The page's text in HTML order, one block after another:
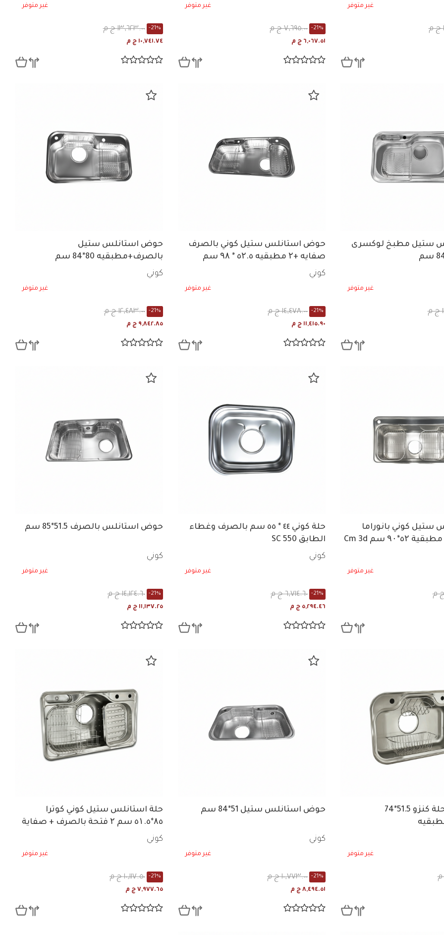
غير متوفر غير متوفر
٧,٦٩٥.٠٠ ج م -21%
٦,٠٦٧.٥١ ج م
غير متوفر
١٣,٦٢٣.٠٠ ج م -21%
١٠,٧٤١.٧٤ ج م
ستيل مطبخ لوكسرى
غير متوفر
حوض استانلس ستيل كوني بالصرف
صفايه +۲ مطبقيه ٥۲.٥ * ۹۸ سم
PDS980
كوني
غير متوفر
١٤,٤٧٨.٠٠ ج م -21%
١١,٤١٥.٩٠ ج م
حوض استانلس ستيل
بالصرف+مطبقيه 80*84 سم
كوني
غير متوفر
١٢,٤٨٣.٠٠ ج م -21%
٩,٨٤٢.٨٥ ج م
ستيل كوني بانوراما
بالصرف + ۳ مطبقية ٥۲*۹۰ سم Cm 3d
غير متوفر
حلة كوني ٤٤ * ٥٥ سم بالصرف وغطاء
الطابق SC 550
كوني
غير متوفر
٦,٧١٤.٦٠ ج م -21%
٥,٢٩٤.٤٦ ج م
حوض استانلس بالصرف 51.5*85 سم
كوني
غير متوفر
١٤,١٢٤.٦٠ ج م -21%
١١,١٣٧.٢٥ ج م
ستالستيل حلة كنزو 51.5*74
غير متوفر
حوض استانلس ستيل 51*84 سم
كوني
غير متوفر
١٠,٧٧٣.٠٠ ج م -21%
٨,٤٩٤.٥١ ج م
حلة استانلس ستيل كوني كوترا
۸٥*٥۱.٥ سم ۲ فتحة بالصرف + صفاية
+ ۲ مطبقية PDS 850
كوني
غير متوفر
١٠,١١٧.٥٠ ج م -21%
٧,٩٧٧.٦٥ ج م